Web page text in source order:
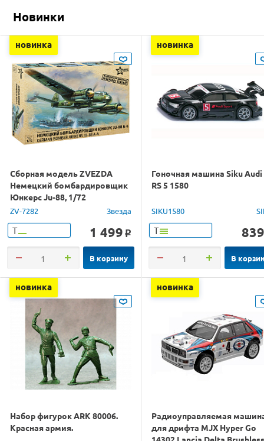
Новинки
новинка
Сборная модель ZVEZDA
Немецкий бомбардировщик
Юнкерс Ju-88, 1/72
ZV-7282 Звезда
Т 1 499 o
В корзину
новинка
Гоночная машина Siku Audi
RS 5 1580
SIKU1580
Т 839
В
новинка
Набор фигурок ARK 80006.
Красная армия.
новинка
Радиоуправляемая
для дрифта MJX Hyper Go